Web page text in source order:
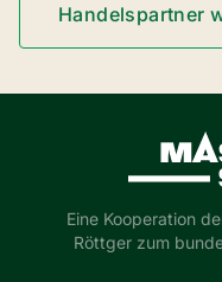
Handelspartner
Master-
Eine Kooperation
Röttger zum